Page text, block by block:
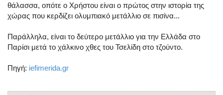
θάλασσα, οπότε ο Χρήστου είναι ο πρώτος στην ιστορία της
χώρας που κερδίζει ολυμπιακό μετάλλιο σε πισίνα...
Παράλληλα, είναι το δεύτερο μετάλλιο για την Ελλάδα στο
Παρίσι μετά το χάλκινο χθες του Τσελίδη στο τζούντο.
Πηγή: iefimerida.gr